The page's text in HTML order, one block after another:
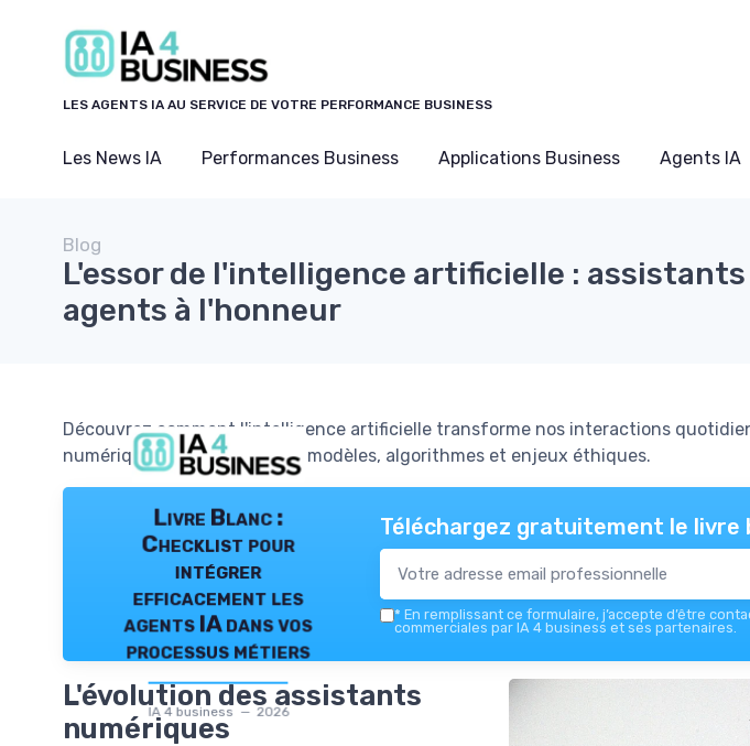
LES AGENTS IA AU SERVICE DE VOTRE PERFORMANCE BUSINESS
Les News IA Performances Business Applications Business Agents IA
Blog
L'essor de l'intelligence artificielle :
agents à l'honneur
Découvrez comment l'intelligence artificielle transforme nos interactions
numériques, en explorant les modèles, algorithmes et enjeux éthiques.
Livre Blanc :
Checklist pour
intégrer
efficacement les
agents IA dans vos
processus métiers
IA 4 business — 2026
Téléchargez gratuitement le livre
* En remplissant ce formulaire, j’accepte d’être
commerciales par IA 4 business et ses partenaires.
L'évolution des assistants
numériques